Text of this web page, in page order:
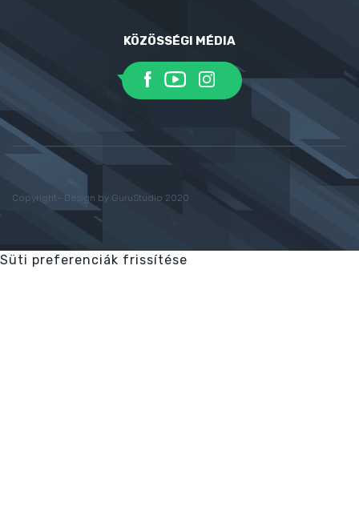
KÖZÖSSÉGI MÉDIA
Copyright- Design by GuruStudio 2020
Süti preferenciák frissítése